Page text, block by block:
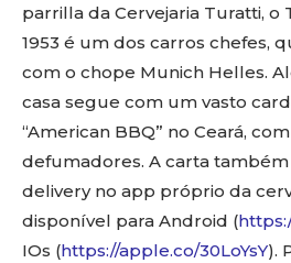
parrilla da Cervejaria Turatti, o
1953 é um dos carros chefes,
com o chope Munich Helles.
casa segue com um vasto
“American BBQ” no Ceará,
defumadores. A carta
delivery no app próprio da
disponível para Android (
IOs (https://apple.co/30LoYsY).